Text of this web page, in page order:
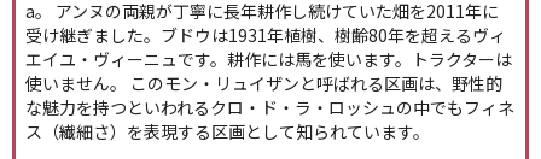
a。 アンヌの両親が丁寧に長年耕作し続けていた畑を2011年に
受け継ぎました。ブドウは1931年植樹、樹齢80年を超えるヴィ
エイユ・ヴィーニュです。耕作には馬を使います。トラクターは
使いません。 このモン・リュイザンと呼ばれる区画は、野性的
な魅力を持つといわれるクロ・ド・ラ・ロッシュの中でもフィネ
ス（繊細さ）を表現する区画として知られています。